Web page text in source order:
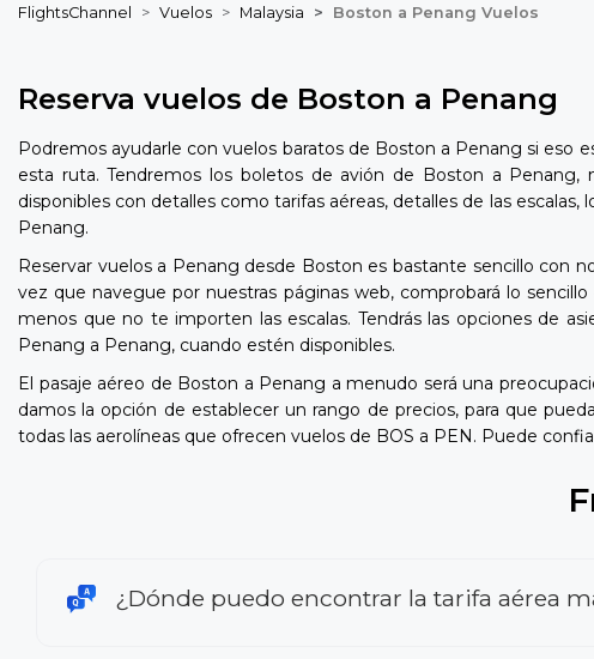
FlightsChannel Vuelos Malaysia Boston a Penang Vuelos
Reserva vuelos de Boston a Penang
Podremos ayudarle con vuelos baratos de Boston a Penang si eso
esta ruta. Tendremos los boletos de avión de Boston a
disponibles con detalles como tarifas aéreas, detalles de las
Penang.
Reservar vuelos a Penang desde Boston es bastante sencillo con
vez que navegue por nuestras páginas web, comprobará lo
menos que no te importen las escalas. Tendrás las opciones de
Penang a Penang, cuando estén disponibles.
El pasaje aéreo de Boston a Penang a menudo será una
damos la opción de establecer un rango de precios, para que
todas las aerolíneas que ofrecen vuelos de BOS a PEN. Puede
¿Dónde puedo encontrar la tarifa aérea